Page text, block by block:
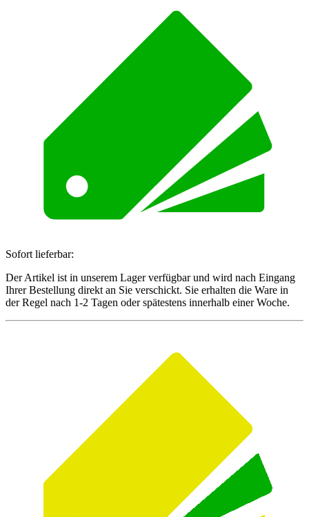
Sofort lieferbar:
Der Artikel ist in unserem Lager verfügbar und wird nach Eingang
Ihrer Bestellung direkt an Sie verschickt. Sie erhalten die Ware in
der Regel nach 1-2 Tagen oder spätestens innerhalb einer Woche.